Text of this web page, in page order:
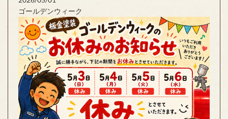
ゴールデンウィーク